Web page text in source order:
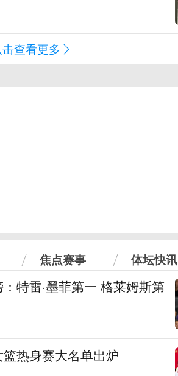
击查看更多
焦点赛事 体坛快讯
特雷·墨菲第一 格莱姆斯第
热身赛大名单出炉